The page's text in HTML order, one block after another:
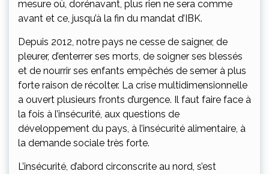
mesure où, dorénavant, plus rien ne sera comme
avant et ce, jusqu’à la fin du mandat d’IBK.
Depuis 2012, notre pays ne cesse de saigner, de
pleurer, d’enterrer ses morts, de soigner ses blessés
et de nourrir ses enfants empêchés de semer à plus
forte raison de récolter. La crise multidimensionnelle
a ouvert plusieurs fronts d’urgence. Il faut faire face à
la fois à l’insécurité, aux questions de
développement du pays, à l’insécurité alimentaire, à
la demande sociale très forte.
L’insécurité, d’abord circonscrite au nord, s’est